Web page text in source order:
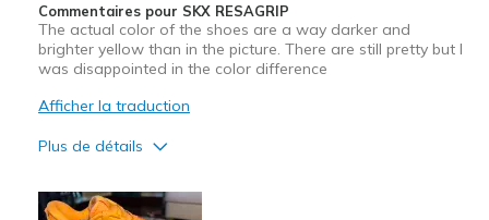
Commentaires pour SKX RESAGRIP
The actual color of the shoes are a way darker and
brighter yellow than in the picture. There are still pretty but I
was disappointed in the color difference
Afficher la traduction
Plus de détails